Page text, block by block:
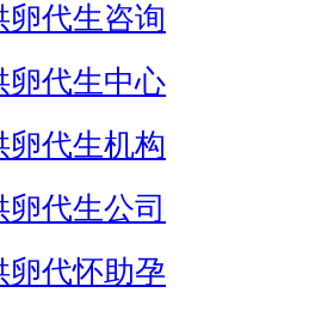
卵代生咨询
卵代生中心
卵代生机构
卵代生公司
卵代怀助孕